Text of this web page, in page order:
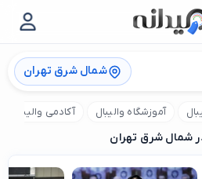
شمال شرق تهران
آموزشگاه والیبال آکادمی والیبال
در شمال شرق تهران